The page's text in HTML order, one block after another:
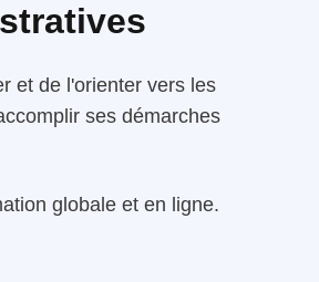
et de l'orienter vers les
ses démarches
globale et en ligne.